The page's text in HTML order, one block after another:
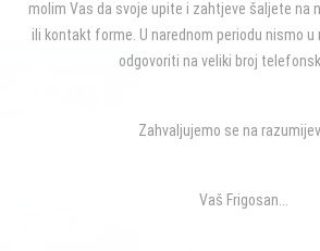
Klimont
Dubrovnik:
Mitsubishi
klima
uređaji
molim Vas da svoje upite i zahtjeve šaljete na
ili kontakt forme. U narednom periodu nismo
odgovoriti na veliki broj
Zahvaljujemo se na
Vaš Frigosan...